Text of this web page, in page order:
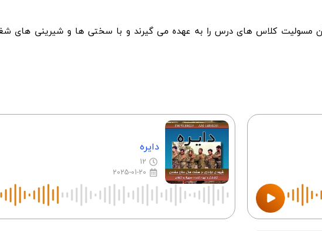
مسولیت کلاس های درس را به عهده می گیرند و با سختی ها و شیرینی های
دایره
12
2025-01-20